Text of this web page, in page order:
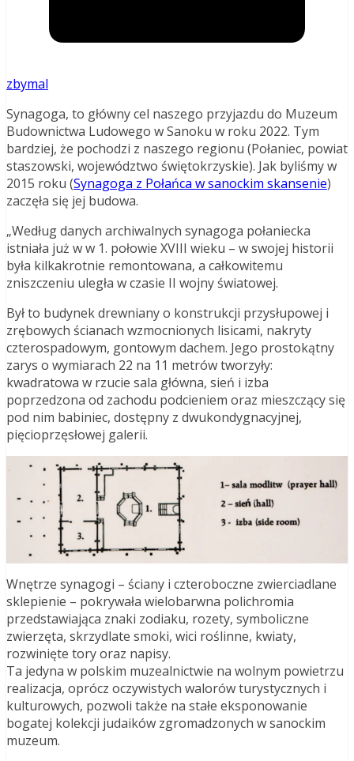
zbymal
Synagoga, to główny cel naszego przyjazdu do Muzeum
Budownictwa Ludowego w Sanoku w roku 2022. Tym
bardziej, że pochodzi z naszego regionu (Połaniec, powiat
staszowski, województwo świętokrzyskie). Jak byliśmy w
2015 roku (Synagoga z Połańca w sanockim skansenie)
zaczęła się jej budowa.
„Według danych archiwalnych synagoga połaniecka
istniała już w w 1. połowie XVIII wieku – w swojej historii
była kilkakrotnie remontowana, a całkowitemu
zniszczeniu uległa w czasie II wojny światowej.
Był to budynek drewniany o konstrukcji przysłupowej i
zrębowych ścianach wzmocnionych lisicami, nakryty
czterospadowym, gontowym dachem. Jego prostokątny
zarys o wymiarach 22 na 11 metrów tworzyły:
kwadratowa w rzucie sala główna, sień i izba
poprzedzona od zachodu podcieniem oraz mieszczący się
pod nim babiniec, dostępny z dwukondygnacyjnej,
pięcioprzęsłowej galerii.
Wnętrze synagogi – ściany i czteroboczne zwierciadlane
sklepienie – pokrywała wielobarwna polichromia
przedstawiająca znaki zodiaku, rozety, symboliczne
zwierzęta, skrzydlate smoki, wici roślinne, kwiaty,
rozwinięte tory oraz napisy.
Ta jedyna w polskim muzealnictwie na wolnym powietrzu
realizacja, oprócz oczywistych walorów turystycznych i
kulturowych, pozwoli także na stałe eksponowanie
bogatej kolekcji judaików zgromadzonych w sanockim
muzeum.